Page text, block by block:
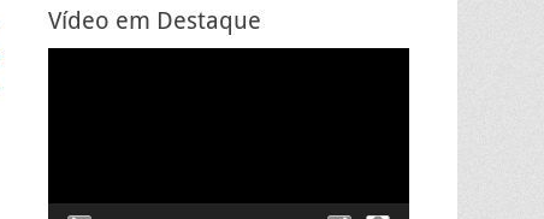
Vídeo em Destaque